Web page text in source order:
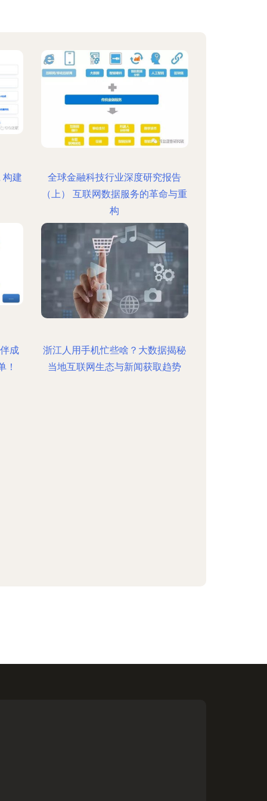
构建
全球金融科技行业深度研究报告
（上） 互联网数据服务的革命与重
构
成
！
浙江人用手机忙些啥？大数据揭秘
当地互联网生态与新闻获取趋势